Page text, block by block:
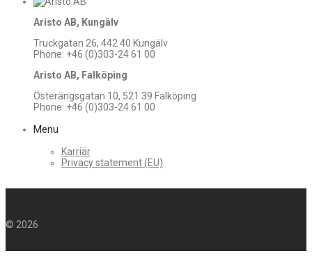
Aristo AB, Kungälv
Truckgatan 26, 442 40 Kungälv
Phone: +46 (0)303-24 61 00
Aristo AB, Falköping
Österängsgatan 10, 521 39 Falköping
Phone: +46 (0)303-24 61 00
Menu
Karriär
Privacy statement (EU)
© 2026